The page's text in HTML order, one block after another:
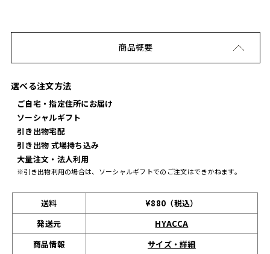
商品概要
選べる注文方法
ご自宅・指定住所にお届け
ソーシャルギフト
引き出物宅配
引き出物 式場持ち込み
大量注文・法人利用
※引き出物利用の場合は、ソーシャルギフトでのご注文はできかねます。
送料
¥880（税込）
発送元
HYACCA
商品情報
サイズ・詳細